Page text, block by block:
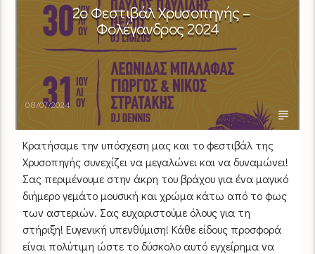
2ο Φεστιβάλ Χρυσοπηγής –
Φολέγανδρος 2024
08/07/2024
Κρατήσαμε την υπόσχεση μας και το φεστιβάλ της
Χρυσοπηγής συνεχίζει να μεγαλώνει και να δυναμώνει!
Σας περιμένουμε στην άκρη του βράχου για ένα μαγικό
διήμερο γεμάτο μουσική και χρώμα κάτω από το φως
των αστεριών. Σας ευχαριστούμε όλους για τη
στήριξη! Ευγενική υπενθύμιση! Κάθε είδους προσφορά
είναι πολύτιμη ώστε το δύσκολο αυτό εγχείρημα να